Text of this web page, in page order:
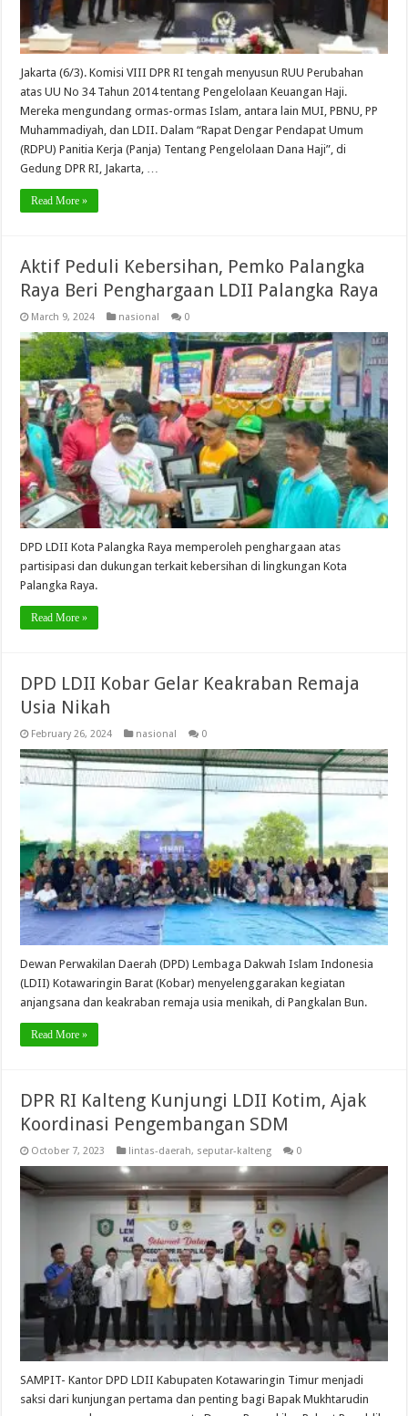
Jakarta (6/3). Komisi VIII DPR RI tengah menyusun RUU Perubahan
atas UU No 34 Tahun 2014 tentang Pengelolaan Keuangan Haji.
Mereka mengundang ormas-ormas Islam, antara lain MUI, PBNU, PP
Muhammadiyah, dan LDII. Dalam “Rapat Dengar Pendapat Umum
(RDPU) Panitia Kerja (Panja) Tentang Pengelolaan Dana Haji”, di
Gedung DPR RI, Jakarta, …
Read More »
Aktif Peduli Kebersihan, Pemko Palangka
Raya Beri Penghargaan LDII Palangka Raya
March 9, 2024 nasional 0
DPD LDII Kota Palangka Raya memperoleh penghargaan atas
partisipasi dan dukungan terkait kebersihan di lingkungan Kota
Palangka Raya.
Read More »
DPD LDII Kobar Gelar Keakraban Remaja
Usia Nikah
February 26, 2024 nasional 0
Dewan Perwakilan Daerah (DPD) Lembaga Dakwah Islam Indonesia
(LDII) Kotawaringin Barat (Kobar) menyelenggarakan kegiatan
anjangsana dan keakraban remaja usia menikah, di Pangkalan Bun.
Read More »
DPR RI Kalteng Kunjungi LDII Kotim, Ajak
Koordinasi Pengembangan SDM
October 7, 2023 lintas-daerah, seputar-kalteng 0
SAMPIT- Kantor DPD LDII Kabupaten Kotawaringin Timur menjadi
saksi dari kunjungan pertama dan penting bagi Bapak Mukhtarudin